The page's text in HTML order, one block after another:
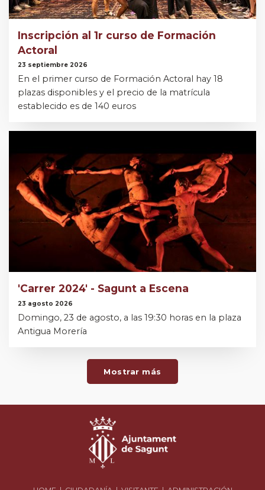
Inscripción al 1r curso de Formación
Actoral
23 septiembre 2026
En el primer curso de Formación Actoral hay 18
plazas disponibles y el precio de la matrícula
establecido es de 140 euros
'Carrer 2024' - Sagunt a Escena
23 agosto 2026
Domingo, 23 de agosto, a las 19:30 horas en la plaza
Antigua Morería
Mostrar más